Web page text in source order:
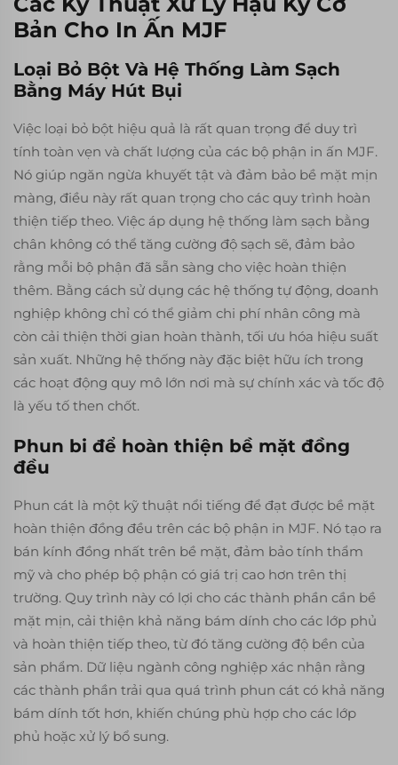
Bản Cho In Ấn MJF
Loại Bỏ Bột Và Hệ Thống Làm Sạch
Bằng Máy Hút Bụi
Việc loại bỏ bột hiệu quả là rất quan trọng để duy trì
tính toàn vẹn và chất lượng của các bộ phận in ấn MJF.
Nó giúp ngăn ngừa khuyết tật và đảm bảo bề mặt mịn
màng, điều này rất quan trọng cho các quy trình hoàn
thiện tiếp theo. Việc áp dụng hệ thống làm sạch bằng
chân không có thể tăng cường độ sạch sẽ, đảm bảo
rằng mỗi bộ phận đã sẵn sàng cho việc hoàn thiện
thêm. Bằng cách sử dụng các hệ thống tự động, doanh
nghiệp không chỉ có thể giảm chi phí nhân công mà
còn cải thiện thời gian hoàn thành, tối ưu hóa hiệu suất
sản xuất. Những hệ thống này đặc biệt hữu ích trong
các hoạt động quy mô lớn nơi mà sự chính xác và tốc độ
là yếu tố then chốt.
Phun bi để hoàn thiện bề mặt đồng
đều
Phun cát là một kỹ thuật nổi tiếng để đạt được bề mặt
hoàn thiện đồng đều trên các bộ phận in MJF. Nó tạo ra
bán kính đồng nhất trên bề mặt, đảm bảo tính thẩm
mỹ và cho phép bộ phận có giá trị cao hơn trên thị
trường. Quy trình này có lợi cho các thành phần cần bề
mặt mịn, cải thiện khả năng bám dính cho các lớp phủ
và hoàn thiện tiếp theo, từ đó tăng cường độ bền của
sản phẩm. Dữ liệu ngành công nghiệp xác nhận rằng
các thành phần trải qua quá trình phun cát có khả năng
bám dính tốt hơn, khiến chúng phù hợp cho các lớp
phủ hoặc xử lý bổ sung.